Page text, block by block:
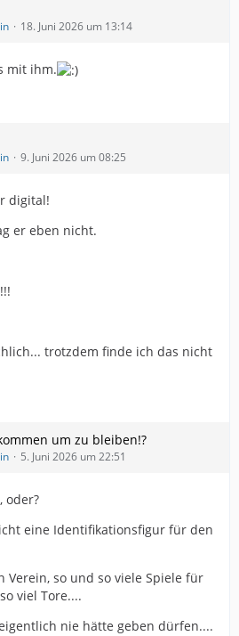
18. Juni 2026 um 13:14
mit ihm.
9. Juni 2026 um 08:25
digital!
er eben nicht.
trotzdem finde ich das nicht
um zu bleiben!?
5. Juni 2026 um 22:51
oder?
eine Identifikationsfigur für den
Verein, so und so viele Spiele für
viel Tore....
nie hätte geben dürfen....